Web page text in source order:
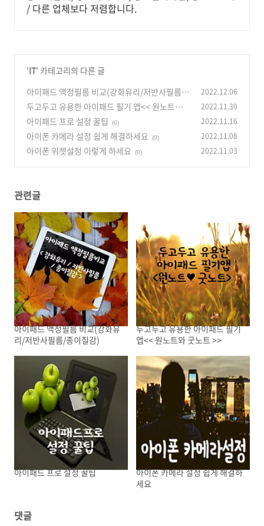
/ 다른 업체보다 저렴합니다.
'IT' 카테고리의 다른 글
아이패드 액정필름 비교(강화유리/저반사필름/
종이질감)
(0)
2022.12.06
두고두고 유용한 아이패드 필기 앱<< 원노트와
굿노트 >> (0)
2022.11.30
아이패드 프로 설정 꿀팁 (0) 2022.11.16
아이폰 카메라 설정 쉽게 해결하세요 (0) 2022.11.08
아이폰 위젯설정 이렇게 하세요 (0) 2022.11.03
관련글
아이패드 액정필름 비교(강화유
리/저반사필름/종이질감)
두고두고 유용한 아이패드 필기
앱<< 원노트와 굿노트 >>
아이패드 프로 설정 꿀팁
아이폰 카메라 설정 쉽게 해결하
세요
댓글